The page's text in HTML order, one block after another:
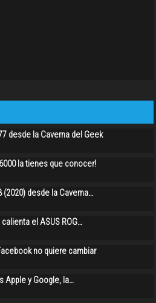
desde la Caverna del Geek
la tienes que conocer!
(2020) desde la Caverna…
el ASUS ROG…
no quiere cambiar
Apple y Google, la…